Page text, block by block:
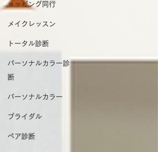
ョッピング同行
メイクレッスン
トータル診断
パーソナルカラー診
断
パーソナルカラー
ブライダル
ペア診断